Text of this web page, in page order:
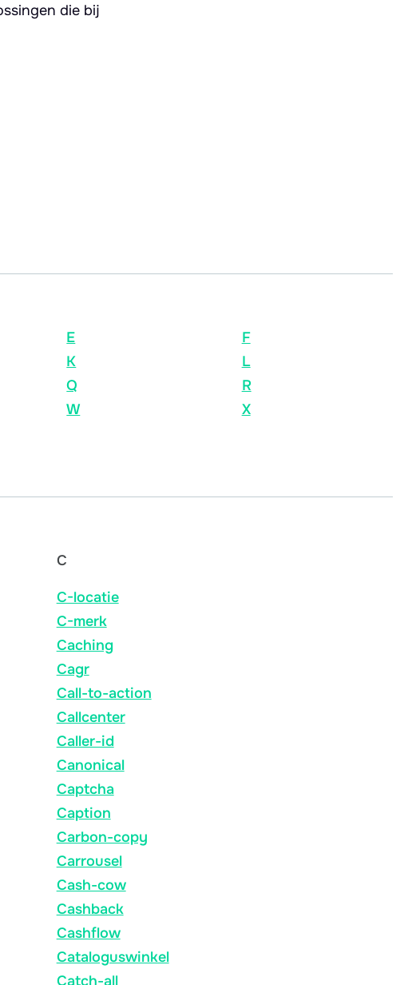
die bij
E
F
K
L
Q
R
W
X
C
C-locatie
C-merk
Caching
Cagr
Call-to-action
Callcenter
Caller-id
Canonical
Captcha
Caption
Carbon-copy
Carrousel
Cash-cow
Cashback
Cashflow
Cataloguswinkel
Catch-all